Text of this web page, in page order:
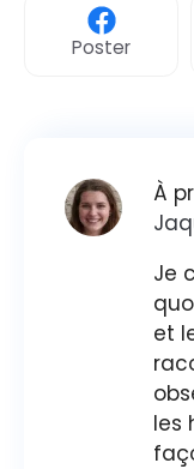
Poster
À
Je
et
les